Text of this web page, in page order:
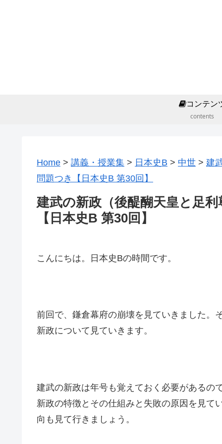
コンテン
contents
Home > 講義・授業集 > 日本史B > 中世 > 建
問題つき【日本史B 第30回】
建武の新政（後醍醐天皇と足
【日本史B 第30回】
こんにちは。日本史Bの時間です。
前回で、鎌倉幕府の崩壊を見ていきました。
新政について見ていきます。
建武の新政は年号も覚えておく必要があるの
新政の特徴とその仕組みと失敗の原因を見て
向も見て行きましょう。